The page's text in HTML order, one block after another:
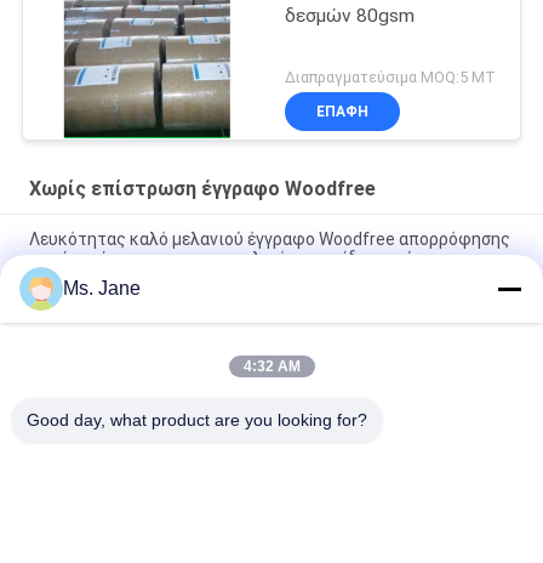
δεσμών 80gsm
Διαπραγματεύσιμα MOQ:5 MT
ΕΠΑΦΉ
Χωρίς επίστρωση έγγραφο Woodfree
Λευκότητας καλό μελανιού έγγραφο Woodfree απορρόφησης
χωρίς επίστρωση για το σχολικό εγχειρίδιο εκτύπωσης
Το ΘΦ CB CFB 9.5» Χ 11» χωρίς άνθρακα έγγραφο εγγράφου
NCR για τους θερμικούς εκτυπωτές καθαρίζει την εικόνα
Βιοδιασπάσιμο συνθετικό πέτρινο έγγραφο 160um 200um για
Ms. Jane
4:32 AM
Good day, what product are you looking for?